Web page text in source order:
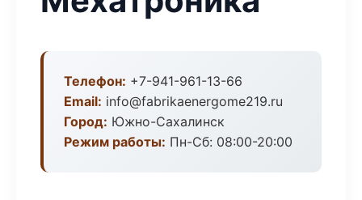
Телефон: +7-941-961-13-66
Email: info@fabrikaenergome219.ru
Город: Южно-Сахалинск
Режим работы: Пн-Сб: 08:00-20:00